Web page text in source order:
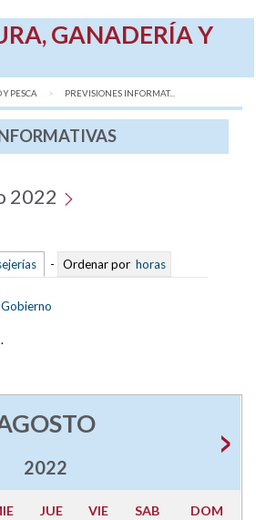
GANADERÍA Y
PESCA AQUÍ:
PREVISIONES INFORMAT...
2022
- Ordenar por horas
.
2022
JUE VIE SAB DOM